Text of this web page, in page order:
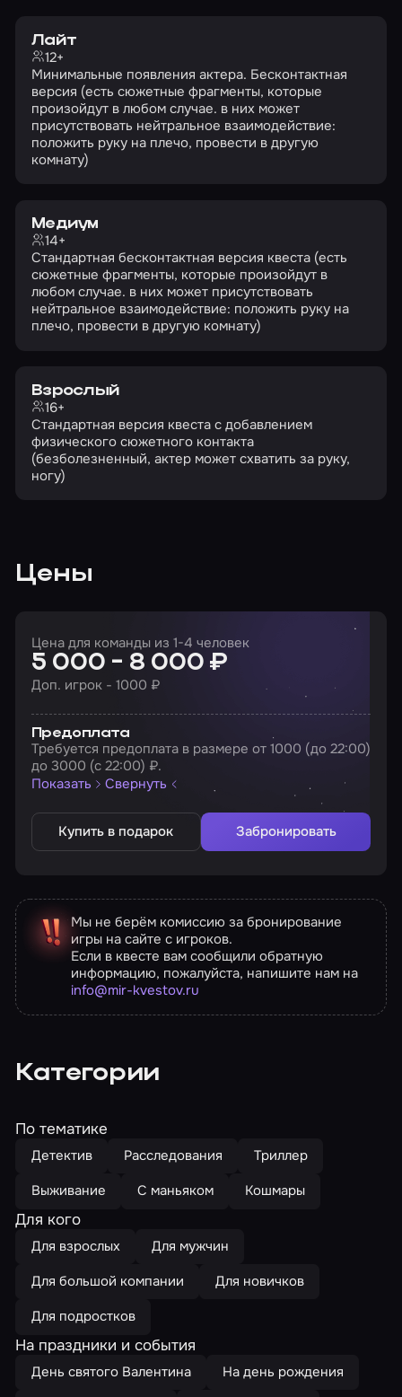
Лайт
12+
Минимальные появления актера. Бесконтактная
версия (есть сюжетные фрагменты, которые
произойдут в любом случае. в них может
присутствовать нейтральное взаимодействие:
положить руку на плечо, провести в другую
комнату)
Медиум
14+
Стандартная бесконтактная версия квеста (есть
сюжетные фрагменты, которые произойдут в
любом случае. в них может присутствовать
нейтральное взаимодействие: положить руку на
плечо, провести в другую комнату)
Взрослый
16+
Стандартная версия квеста с добавлением
физического сюжетного контакта
(безболезненный, актер может схватить за руку,
ногу)
Цены
Цена для команды из 1-4 человек
5 000 - 8 000 ₽
Доп. игрок - 1000 ₽
Предоплата
Требуется предоплата в размере от 1000 (до 22:00)
до 3000 (с 22:00) ₽.
Показать
Свернуть
Купить в подарок Забронировать
Мы не берём комиссию за бронирование
игры на сайте с игроков.
Если в квесте вам сообщили обратную
информацию, пожалуйста, напишите нам на
info@mir-kvestov.ru
Категории
По тематике
Детектив Расследования
Триллер
Выживание
С маньяком Кошмары
Для кого
Для взрослых
Для мужчин
Для большой компании
Для новичков
Для подростков
На праздники и события
День святого Валентина
На день рождения